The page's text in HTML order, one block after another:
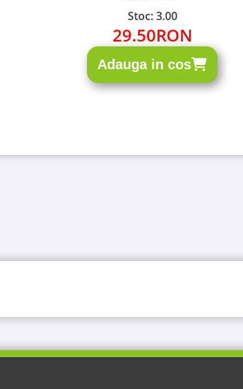
Stoc: 3.00
29.50RON
Adauga in cos